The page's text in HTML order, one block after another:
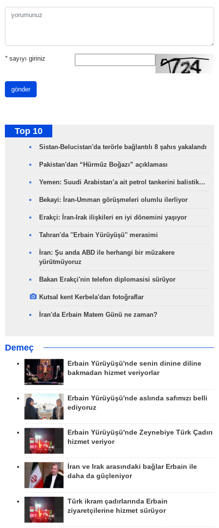
*sayıyı giriniz
gönder
Top 10
Sistan-Belucistan'da terörle bağlantılı 8 şahıs yakalandı
Pakistan'dan “Hürmüz Boğazı” açıklaması
Yemen: Suudi Arabistan’a ait petrol tankerini balistik…
Bekayi: İran-Umman görüşmeleri olumlu ilerliyor
Erakçi: İran-Irak ilişkileri en iyi dönemini yaşıyor
Tahran'da ''Erbain Yürüyüşü'' merasimi
İran: Şu anda ABD ile herhangi bir müzakere
yürütmüyoruz
Bakan Erakçi'nin telefon diplomasisi sürüyor
Kutsal kent Kerbela'dan fotoğraflar
İran'da Erbain Matem Günü ne zaman?
Demeç
Erbain Yürüyüşü'nde senin dinine diline
bakmadan hizmet veriyorlar
Erbain Yürüyüşü'nde aslında safımızı belli
ediyoruz
Erbain Yürüyüşü'nde Zeynebiye Türk Çadırı
hizmet veriyor
İran ve Irak arasındaki bağlar Erbain ile
daha da güçleniyor
Türk ikram çadırlarında Erbain
ziyaretçilerine hizmet sürüyor